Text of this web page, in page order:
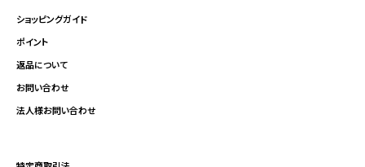
ショッピングガイド
ポイント
返品について
お問い合わせ
法人様お問い合わせ